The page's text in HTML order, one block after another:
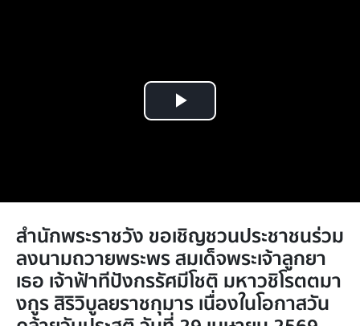
Play
สำนักพระราชวัง ขอเชิญชวนประชาชนร่วม
ลงนามถวายพระพร สมเด็จพระเจ้าลูกยา
เธอ เจ้าฟ้าทีปังกรรัศมีโชติ มหาวชิโรตตมา
งกูร สิริวิบูลยราชกุมาร เนื่องในโอกาสวัน